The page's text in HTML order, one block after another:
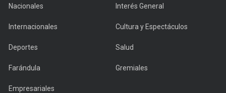
Nacionales Interés General
Internacionales Cultura y Espectáculos
Deportes Salud
Farándula Gremiales
Empresariales